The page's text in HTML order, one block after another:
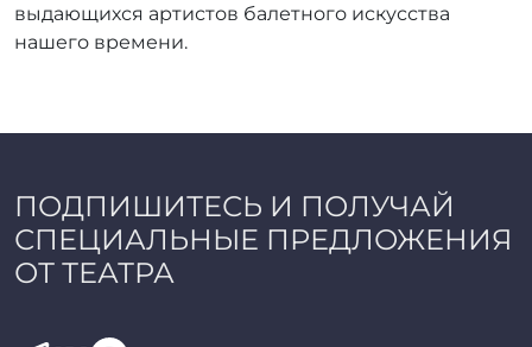
выдающихся артистов балетного искусства
нашего времени.
ПОДПИШИТЕСЬ И ПОЛУЧАЙ
СПЕЦИАЛЬНЫЕ ПРЕДЛОЖЕНИЯ
ОТ ТЕАТРА